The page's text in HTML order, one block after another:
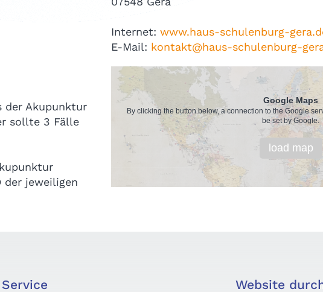
der Akupunktur
sollte 3 Fälle
der jeweiligen
Internet: www.haus-schulenburg-
E-Mail: kontakt@haus-schulenburg-
Google Maps
By clicking the button below, a connection to the Google
be set by Google.
load map
Service Website